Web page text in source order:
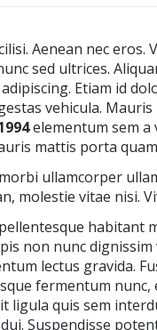
Aenean nec eros.
sed ultrices.
Etiam id
vehicula.
elementum sem a
mattis porta
ullamcorper
molestie vitae nisi.
pellentesque habitant
non nunc
lectus gravida.
fermentum
ligula quis sem
Suspendisse